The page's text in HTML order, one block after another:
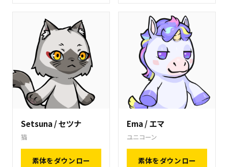
Setsuna / セツナ
猫
素体をダウンロー
Ema / エマ
ユニコーン
素体をダウンロー